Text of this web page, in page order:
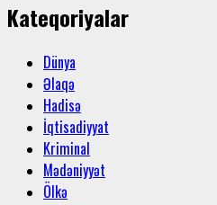
Kateqoriyalar
Dünya
Əlaqə
Hadisə
İqtisadiyyat
Kriminal
Mədəniyyət
Ölkə